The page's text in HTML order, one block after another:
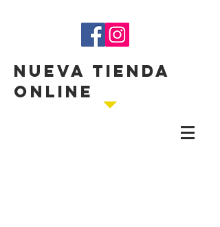
NUEVA TIENDA
ONLINE